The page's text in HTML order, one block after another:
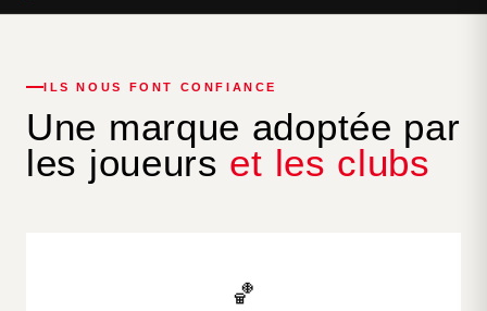
DÈS 39€
DÈS 18€
ILS NOUS FONT CONFIANCE
Une marque adoptée par
les joueurs et les clubs
🏀